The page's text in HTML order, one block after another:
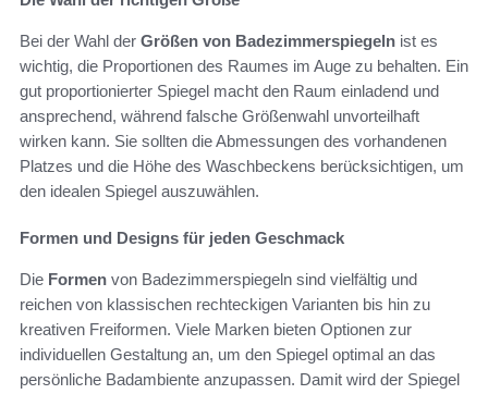
Bei der Wahl der Größen von Badezimmerspiegeln ist es
wichtig, die Proportionen des Raumes im Auge zu behalten. Ein
gut proportionierter Spiegel macht den Raum einladend und
ansprechend, während falsche Größenwahl unvorteilhaft
wirken kann. Sie sollten die Abmessungen des vorhandenen
Platzes und die Höhe des Waschbeckens berücksichtigen, um
den idealen Spiegel auszuwählen.
Formen und Designs für jeden Geschmack
Die Formen von Badezimmerspiegeln sind vielfältig und
reichen von klassischen rechteckigen Varianten bis hin zu
kreativen Freiformen. Viele Marken bieten Optionen zur
individuellen Gestaltung an, um den Spiegel optimal an das
persönliche Badambiente anzupassen. Damit wird der Spiegel